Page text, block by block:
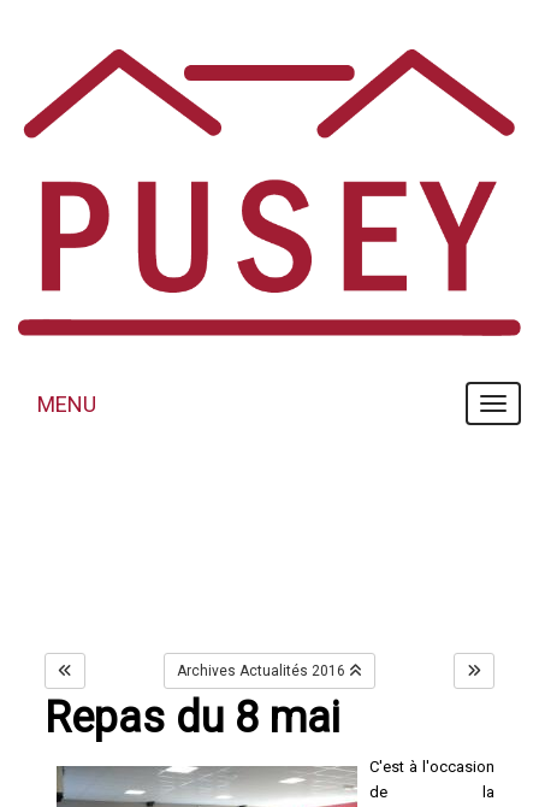
MENU
MENU
Archives Actualités 2016
Repas du 8 mai
C'est à l'occasion
de la